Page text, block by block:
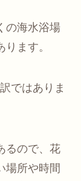
の海水浴場
ます。
ではありま
るので、花
場所や時間